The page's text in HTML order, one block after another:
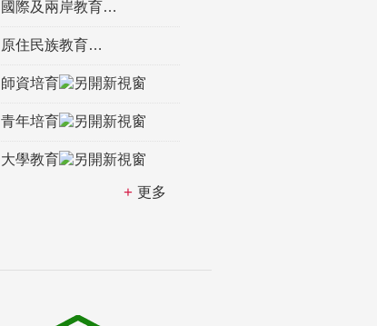
國際及兩岸教育
原住民族教育
師資培育
青年培育
大學教育
更多